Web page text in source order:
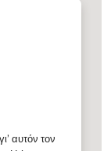
αυτόν τον